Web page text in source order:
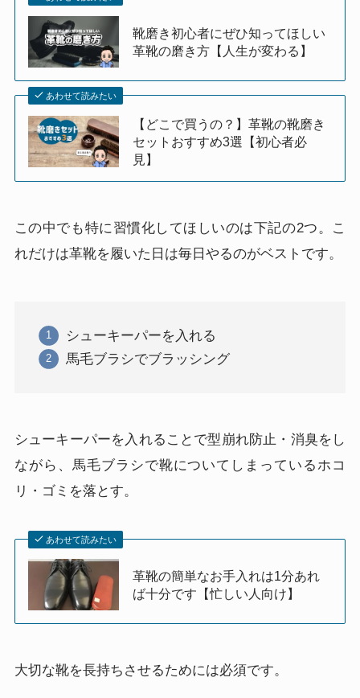
靴磨き初心者にぜひ知ってほしい
革靴の磨き方【人生が変わる】
あわせて読みたい
【どこで買うの？】革靴の靴磨き
セットおすすめ3選【初心者必
見】
この中でも特に習慣化してほしいのは下記の2つ。こ
れだけは革靴を履いた日は毎日やるのがベストです。
シューキーパーを入れる
馬毛ブラシでブラッシング
シューキーパーを入れることで型崩れ防止・消臭をし
ながら、馬毛ブラシで靴についてしまっているホコ
リ・ゴミを落とす。
あわせて読みたい
革靴の簡単なお手入れは1分あれ
ば十分です【忙しい人向け】
大切な靴を長持ちさせるためには必須です。